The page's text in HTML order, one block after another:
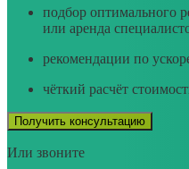
подбор оптимального
или аренда
рекомендации по
чёткий расчёт
Получить консультацию
Или звоните